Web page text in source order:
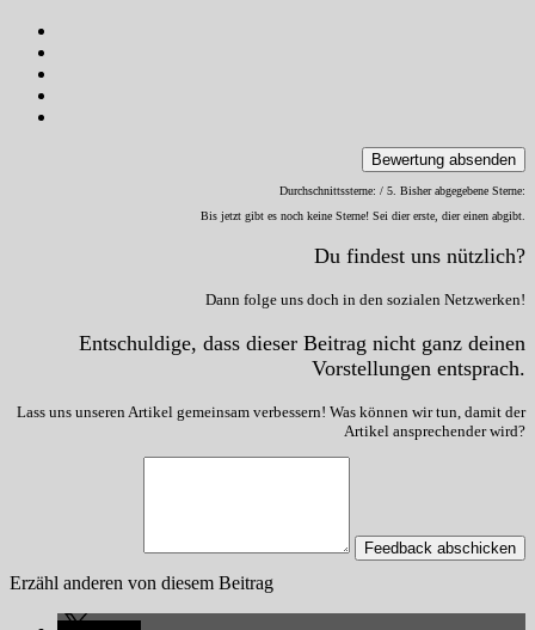
Bewertung absenden
Durchschnittssterne: / 5. Bisher abgegebene Sterne:
Bis jetzt gibt es noch keine Sterne! Sei dier erste, dier einen abgibt.
Du findest uns nützlich?
Dann folge uns doch in den sozialen Netzwerken!
Entschuldige, dass dieser Beitrag nicht ganz deinen
Vorstellungen entsprach.
Lass uns unseren Artikel gemeinsam verbessern! Was können wir tun, damit der
Artikel ansprechender wird?
Feedback abschicken
Erzähl anderen von diesem Beitrag